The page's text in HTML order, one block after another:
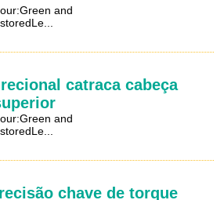
and
catraca cabeça
and
chave de torque